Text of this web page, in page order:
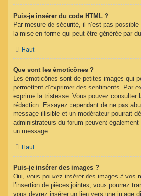
Puis-je insérer du code HTML ?
Par mesure de sécurité, il n’est pas
la mise en forme qui peut être générée par
Haut
Que sont les émoticônes ?
Les émoticônes sont de petites images qui
permettent d’exprimer des sentiments. Par
exprime la tristesse. Vous pouvez consulter
rédaction. Essayez cependant de ne pas
message illisible et un modérateur pourrait
administrateurs du forum peuvent également
un message.
Haut
Puis-je insérer des images ?
Oui, vous pouvez insérer des images à vos
l’insertion de pièces jointes, vous pourrez
vous devrez insérer un lien vers une image